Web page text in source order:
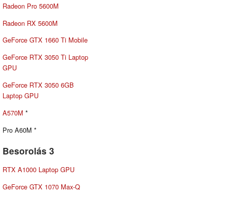
Radeon Pro 5600M
Radeon RX 5600M
GeForce GTX 1660 Ti Mobile
GeForce RTX 3050 Ti Laptop
GPU
GeForce RTX 3050 6GB
Laptop GPU
A570M *
Pro A60M *
Besorolás 3
RTX A1000 Laptop GPU
GeForce GTX 1070 Max-Q